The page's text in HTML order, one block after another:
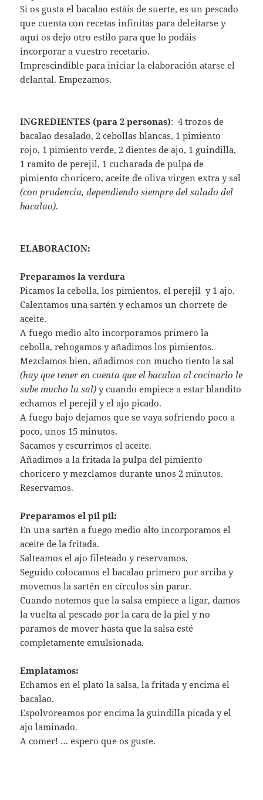
Si os gusta el bacalao estáis de suerte, es un pescado
que cuenta con recetas infinitas para deleitarse y
aquí os dejo otro estilo para que lo podáis
incorporar a vuestro recetario.
Imprescindible para iniciar la elaboración atarse el
delantal. Empezamos.
INGREDIENTES (para 2 personas): 4 trozos de
bacalao desalado, 2 cebollas blancas, 1 pimiento
rojo, 1 pimiento verde, 2 dientes de ajo, 1 guindilla,
1 ramito de perejil, 1 cucharada de pulpa de
pimiento choricero, aceite de oliva virgen extra y sal
(con prudencia, dependiendo siempre del salado del
bacalao).
ELABORACION:
Preparamos la verdura
Picamos la cebolla, los pimientos, el perejil y 1 ajo.
Calentamos una sartén y echamos un chorrete de
aceite.
A fuego medio alto incorporamos primero la
cebolla, rehogamos y añadimos los pimientos.
Mezclamos bien, añadimos con mucho tiento la sal
(hay que tener en cuenta que el bacalao al cocinarlo le
sube mucho la sal) y cuando empiece a estar blandito
echamos el perejil y el ajo picado.
A fuego bajo dejamos que se vaya sofriendo poco a
poco, unos 15 minutos.
Sacamos y escurrimos el aceite.
Añadimos a la fritada la pulpa del pimiento
choricero y mezclamos durante unos 2 minutos.
Reservamos.
Preparamos el pil pil:
En una sartén a fuego medio alto incorporamos el
aceite de la fritada.
Salteamos el ajo fileteado y reservamos.
Seguido colocamos el bacalao primero por arriba y
movemos la sartén en círculos sin parar.
Cuando notemos que la salsa empiece a ligar, damos
la vuelta al pescado por la cara de la piel y no
paramos de mover hasta que la salsa esté
completamente emulsionada.
Emplatamos:
Echamos en el plato la salsa, la fritada y encima el
bacalao.
Espolvoreamos por encima la guindilla picada y el
ajo laminado.
A comer! … espero que os guste.